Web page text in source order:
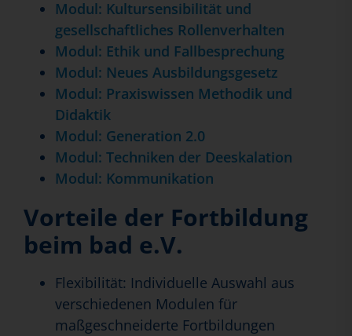
Modul: Kultursensibilität und
gesellschaftliches Rollenverhalten
Modul: Ethik und Fallbesprechung
Modul: Neues Ausbildungsgesetz
Modul: Praxiswissen Methodik und
Didaktik
Modul: Generation 2.0
Modul: Techniken der Deeskalation
Modul: Kommunikation
Vorteile der Fortbildung
beim bad e.V.
Flexibilität: Individuelle Auswahl aus
verschiedenen Modulen für
maßgeschneiderte Fortbildungen